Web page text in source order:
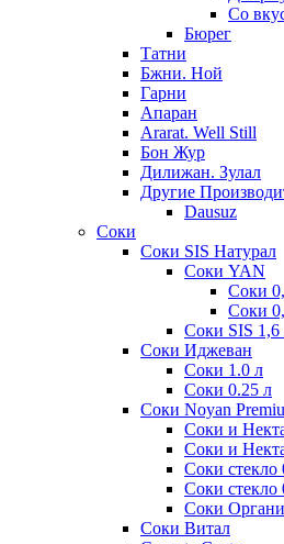
Со
Бюрег
Татни
Бжни. Ной
Гарни
Апаран
Ararat. Well Still
Бон Жур
Дилижан. Зулал
Другие
Dausuz
Соки
Соки SIS Натурал
Соки YAN
Соки
Соки
Соки SIS 1,6
Соки Иджеван
Соки 1.0 л
Соки 0.25 л
Соки Noyan
Соки и
Соки и
Соки стекло
Соки стекло
Соки
Соки Витал